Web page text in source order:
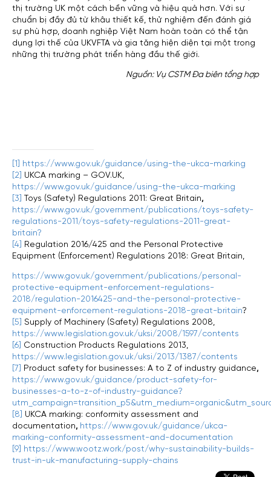
thị trường UK một cách bền vững và hiệu quả hơn. Với sự
chuẩn bị đầy đủ từ khâu thiết kế, thử nghiệm đến đánh giá
sự phù hợp, doanh nghiệp Việt Nam hoàn toàn có thể tận
dụng lợi thế của UKVFTA và gia tăng hiện diện tại một trong
những thị trường phát triển hàng đầu thế giới.
Nguồn: Vụ CSTM Đa biên tổng hợp
[1]
https://www.gov.uk/guidance/using-the-ukca-marking
[2]
UKCA marking – GOV.UK,
https://www.gov.uk/guidance/using-the-ukca-marking
[3]
Toys (Safety) Regulations 2011: Great Britain,
https://www.gov.uk/government/publications/toys-safety-
regulations-2011/toys-safety-regulations-2011-great-
britain?
[4]
Regulation 2016/425 and the Personal Protective
Equipment (Enforcement) Regulations 2018: Great Britain,
https://www.gov.uk/government/publications/personal-
protective-equipment-enforcement-regulations-
2018/regulation-2016425-and-the-personal-protective-
equipment-enforcement-regulations-2018-great-britain?
[5]
Supply of Machinery (Safety) Regulations 2008,
https://www.legislation.gov.uk/uksi/2008/1597/contents
[6]
Construction Products Regulations 2013,
https://www.legislation.gov.uk/uksi/2013/1387/contents
[7]
Product safety for businesses: A to Z of industry guidance,
https://www.gov.uk/guidance/product-safety-for-
businesses-a-to-z-of-industry-guidance?
[8]
UKCA marking: conformity assessment and
documentation, https://www.gov.uk/guidance/ukca-
marking-conformity-assessment-and-documentation
[9]
https://www.wootz.work/post/why-sustainability-builds-
trust-in-uk-manufacturing-supply-chains